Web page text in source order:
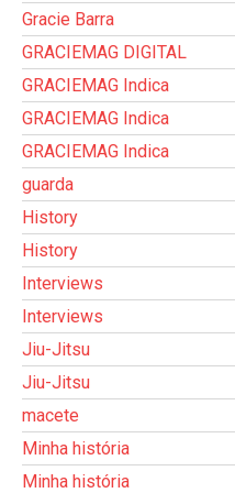
Gracie Barra
GRACIEMAG DIGITAL
GRACIEMAG Indica
GRACIEMAG Indica
GRACIEMAG Indica
guarda
History
History
Interviews
Interviews
Jiu-Jitsu
Jiu-Jitsu
macete
Minha história
Minha história